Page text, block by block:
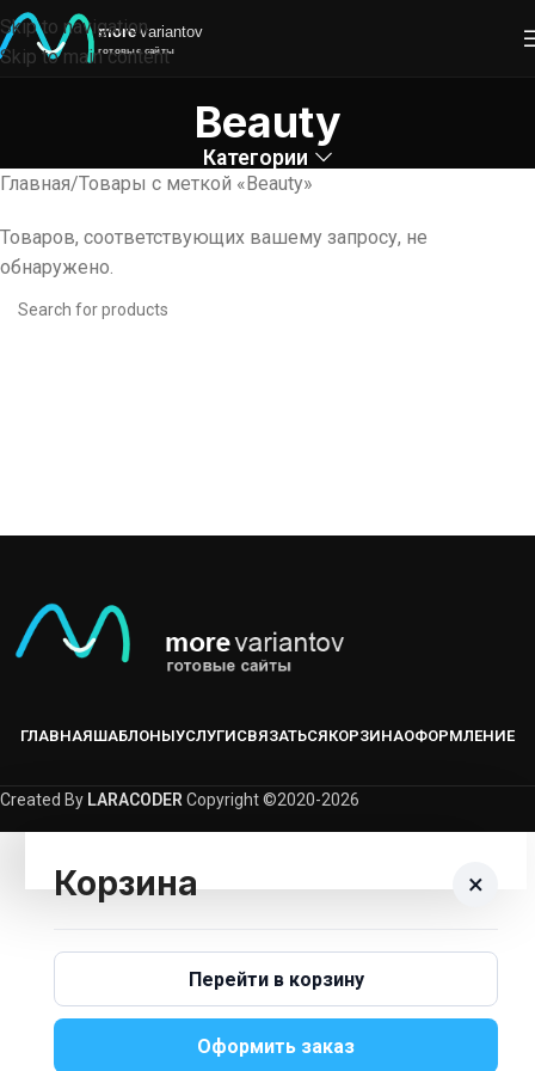
Skip to navigation
Skip to main content
Beauty
Категории
Главная Товары с меткой «Beauty»
Товаров, соответствующих вашему запросу, не
обнаружено.
ГЛАВНАЯШАБЛОНЫУСЛУГИСВЯЗАТЬСЯКОРЗИНАОФОРМЛЕНИЕ
Created By LARACODERCopyright ©2020-2026
Корзина ×
Вернуться В Каталог
Перейти в корзину
Оформить заказ